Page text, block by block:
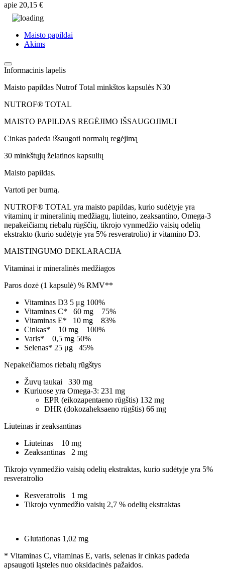
apie 20,15 €
Maisto papildai
Akims
Informacinis lapelis
Maisto papildas Nutrof Total minkštos kapsulės N30
NUTROF® TOTAL
MAISTO PAPILDAS REGĖJIMO IŠSAUGOJIMUI
Cinkas padeda išsaugoti normalų regėjimą
30 minkštųjų želatinos kapsulių
Maisto papildas.
Vartoti per burną.
NUTROF® TOTAL yra maisto papildas, kurio sudėtyje yra
vitaminų ir mineralinių medžiagų, liuteino, zeaksantino, Omega-3
nepakeičiamų riebalų rūgščių, tikrojo vynmedžio vaisių odelių
ekstrakto (kurio sudėtyje yra 5% resveratrolio) ir vitamino D3.
MAISTINGUMO DEKLARACIJA
Vitaminai ir mineralinės medžiagos
Paros dozė (1 kapsulė) % RMV**
Vitaminas D3 5 μg 100%
Vitaminas C* 60 mg 75%
Vitaminas E* 10 mg 83%
Cinkas* 10 mg 100%
Varis* 0,5 mg 50%
Selenas* 25 μg 45%
Nepakeičiamos riebalų rūgštys
Žuvų taukai 330 mg
Kuriuose yra Omega-3: 231 mg
EPR (eikozapentaeno rūgštis) 132 mg
DHR (dokozaheksaeno rūgštis) 66 mg
Liuteinas ir zeaksantinas
Liuteinas 10 mg
Zeaksantinas 2 mg
Tikrojo vynmedžio vaisių odelių ekstraktas, kurio sudėtyje yra 5%
resveratrolio
Resveratrolis 1 mg
Tikrojo vynmedžio vaisių 2,7 % odelių ekstraktas
Glutationas 1,02 mg
* Vitaminas C, vitaminas E, varis, selenas ir cinkas padeda
apsaugoti ląsteles nuo oksidacinės pažaidos.